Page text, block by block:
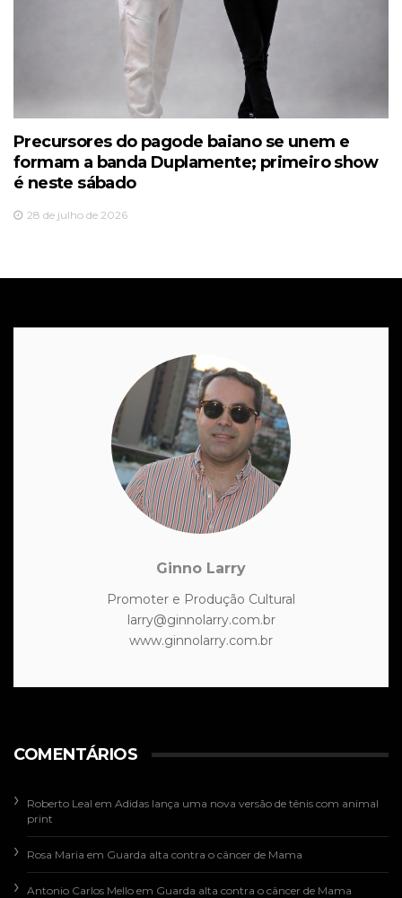
Precursores do pagode baiano se unem e
formam a banda Duplamente; primeiro show
é neste sábado
28 de julho de 2026
Ginno Larry
Promoter e Produção Cultural
larry@ginnolarry.com.br
www.ginnolarry.com.br
COMENTÁRIOS
Roberto Leal em Adidas lança uma nova versão de tênis com animal
print
Rosa Maria em Guarda alta contra o câncer de Mama
Antonio Carlos Mello em Guarda alta contra o câncer de Mama